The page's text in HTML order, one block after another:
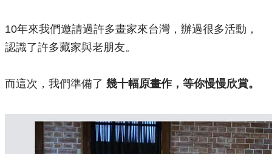
10年來我們邀請過許多畫家來台灣，辦過很多活動，
認識了許多藏家與老朋友。
而這次，我們準備了 幾十幅原畫作，等你慢慢欣賞。